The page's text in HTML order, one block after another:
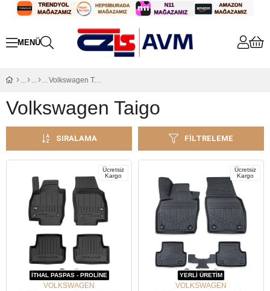
Volkswagen Taigo
Volkswagen Taigo
FILTRELEME
SIRALAMA
İTHAL PASPAS - PROLİNE
Ücretsiz
Kargo
VOLKSWAGEN
YERLİ ÜRETİM
Ücretsiz
Kargo
VOLKSWAGEN